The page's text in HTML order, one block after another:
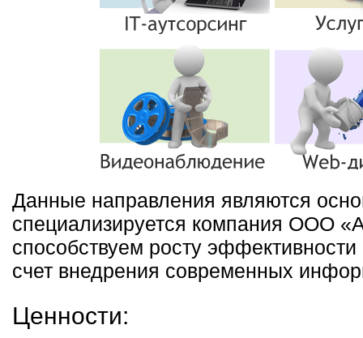
Данные направления являются
специализируется компания ООО
способствуем росту эффективности
счет внедрения современных
Ценности: